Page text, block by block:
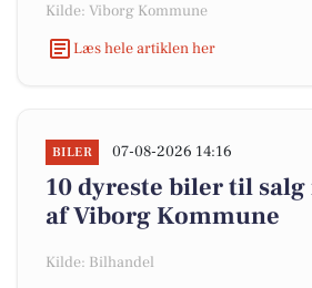
Kilde: Viborg Kommune
Læs hele artiklen her
BILER 07-08-2026 14:16
10 dyreste biler til
af Viborg Kommune
Kilde: Bilhandel